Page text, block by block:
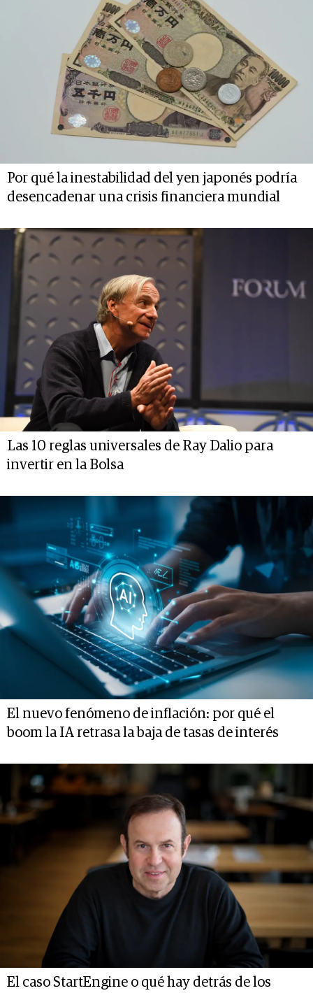
Por qué la inestabilidad del yen japonés podría
desencadenar una crisis financiera mundial
Las 10 reglas universales de Ray Dalio para
invertir en la Bolsa
El nuevo fenómeno de inflación: por qué el
boom la IA retrasa la baja de tasas de interés
El caso StartEngine o qué hay detrás de los